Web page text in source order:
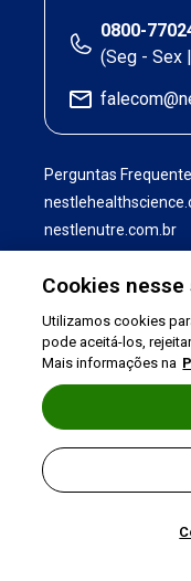
0800-
(Seg - Sex
Perguntas
nestlenutre.com.br
©2026
Cookies nesse
Utilizamos cookies
pode aceitá-los,
Mais informações na